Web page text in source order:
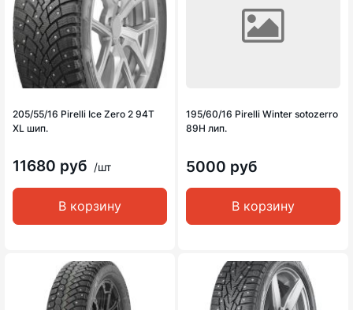
205/55/16 Pirelli Ice Zero 2 94T
XL шип.
11680 руб /шт
В корзину
195/60/16 Pirelli Winter sotozerro
89H лип.
5000 руб
В корзину